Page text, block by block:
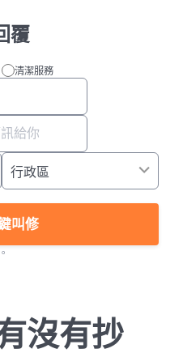
覆
清潔服務
叫修
沒有抄